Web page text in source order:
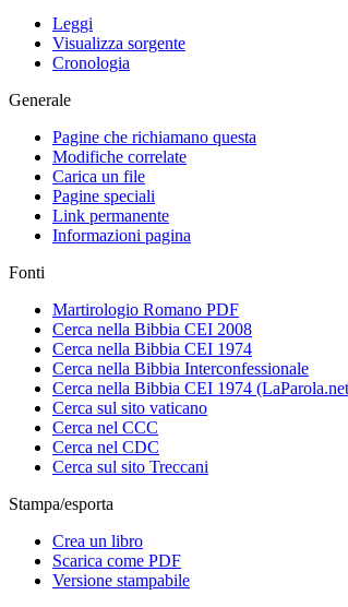
Leggi
Visualizza sorgente
Cronologia
Generale
Pagine che richiamano questa
Modifiche correlate
Carica un file
Pagine speciali
Link permanente
Informazioni pagina
Fonti
Martirologio Romano PDF
Cerca nella Bibbia CEI 2008
Cerca nella Bibbia CEI 1974
Cerca nella Bibbia Interconfessionale
Cerca nella Bibbia CEI 1974
Cerca sul sito vaticano
Cerca nel CCC
Cerca nel CDC
Cerca sul sito Treccani
Stampa/esporta
Crea un libro
Scarica come PDF
Versione stampabile